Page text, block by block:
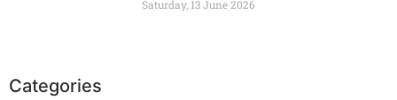
Saturday, 13 June 2026
Categories